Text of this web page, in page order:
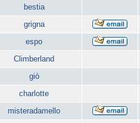
bestia
grigna
espo
Climberland
giò
charlotte
misteradamello